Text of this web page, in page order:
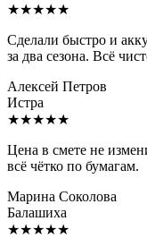
★★★★★
Сделали быстро и
за два сезона. Всё
Алексей Петров
Истра
★★★★★
Цена в смете не
всё чётко по бумагам.
Марина Соколова
Балашиха
★★★★★